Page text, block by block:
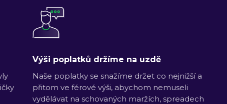
Výši poplatků držíme na uzdě
Naše poplatky se snažíme držet co nejnižší a
přitom ve férové výši, abychom nemuseli
vydělávat na schovaných maržích, spreadech